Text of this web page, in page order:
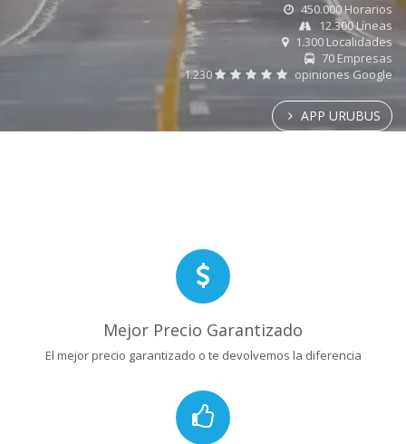
450.000 Horarios
12.300 Líneas
1.300 Localidades
70 Empresas
1.230
opiniones Google
APP URUBUS
Mejor Precio Garantizado
El mejor precio garantizado o te devolvemos la diferencia